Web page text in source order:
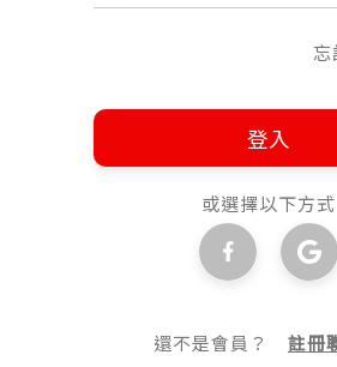
登入
或選擇以下方式
還不是會員？註冊